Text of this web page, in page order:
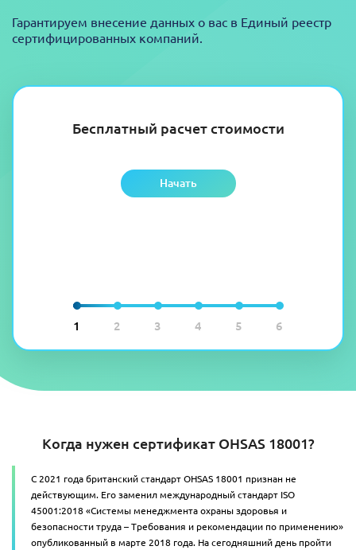
1 2 3 4 5 6
Бесплатный расчет стоимости
Начать
Гарантируем внесение данных о вас в Единый реестр
сертифицированных компаний.
Когда нужен сертификат OHSAS 18001?
С 2021 года британский стандарт OHSAS 18001 признан не
действующим. Его заменил международный стандарт ISO
45001:2018 «Системы менеджмента охраны здоровья и
безопасности труда – Требования и рекомендации по применению»
опубликованный в марте 2018 года. На сегодняшний день пройти